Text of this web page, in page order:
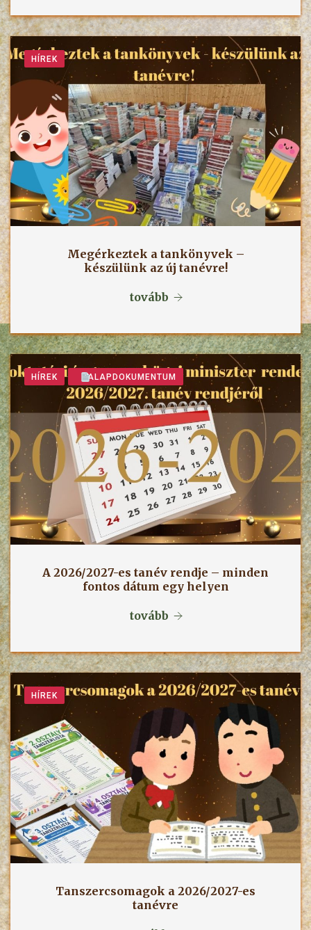
HÍREK
Megérkeztek a tankönyvek –
készülünk az új tanévre!
tovább
HÍREK ALAPDOKUMENTUM
A 2026/2027-es tanév rendje – minden
fontos dátum egy helyen
tovább
HÍREK
Tanszercsomagok a 2026/2027-es
tanévre